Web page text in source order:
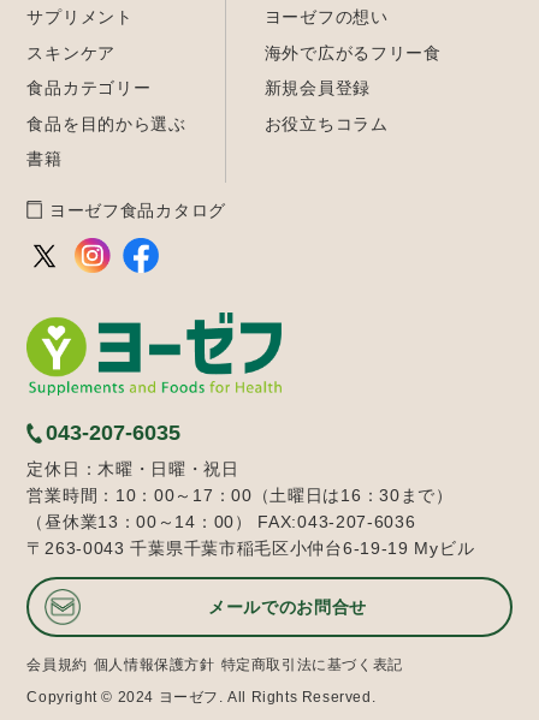
043-207-6035
定休日：木曜・日曜・祝日
営業時間：10：00～17：00（土曜日は16：30まで）
（昼休業13：00～14：00） FAX:043-207-6036
〒263-0043 千葉県千葉市稲毛区小仲台6-19-19 Myビル
メールでのお問合せ
会員規約 個人情報保護方針 特定商取引法に基づく表記
Copyright © 2024 ヨーゼフ. All Rights Reserved.
サプリメント
スキンケア
食品カテゴリー
食品を目的から選ぶ
書籍
ヨーゼフの想い
海外で広がるフリー食
新規会員登録
お役立ちコラム
ヨーゼフ食品カタログ